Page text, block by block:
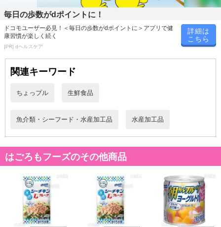
※送料はお試し費用に含まれております。
※お支払い方法は、電話料金合算払い、クレジットカード、dポイン
トの利用となります。
※お申込み頂きました商品の同梱、お届けの日時指定はいたしかね
※会員様のご都合でお受取りいただけない場合、商品の再発送や返
また、お届け日時のご指定は、お受けできません。宅配業者からの
日が異なります。
※dショッピングサンプル百貨店よりお届けする商品は、ご利用いた
だいた後のご感想をいただくことを目的としており、転売等は固く
禁じます。
転売等、目的以外での利用が確認された場合は、サービス利用を停
止させていただきます。
毎日の歩数がdポイントに！
ドコモユーザー必見！＜毎日の歩数がdポイントに＞アプリで健
康習慣が楽しく続く
[PR] dヘルスケア
詳細は
こちら
関連キーワード
ちょっプル 生鮮食品
魚介類・シーフード・水産加工品 水産加工品
はごろもフーズのその他商品